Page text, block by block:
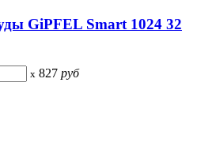
GiPFEL Smart 1024 32
x 827 руб